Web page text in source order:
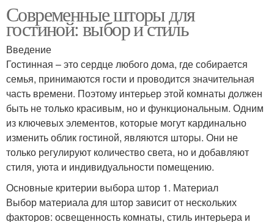
Современные шторы для
гостиной: выбор и стиль
Введение
Гостинная – это сердце любого дома, где собирается
семья, принимаются гости и проводится значительная
часть времени. Поэтому интерьер этой комнаты должен
быть не только красивым, но и функциональным. Одним
из ключевых элементов, которые могут кардинально
изменить облик гостиной, являются шторы. Они не
только регулируют количество света, но и добавляют
стиля, уюта и индивидуальности помещению.
Основные критерии выбора штор 1. Материал
Выбор материала для штор зависит от нескольких
факторов: освещенность комнаты, стиль интерьера и